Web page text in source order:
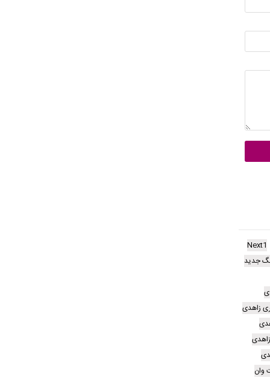
Next1
جدید
زاهدی
وان